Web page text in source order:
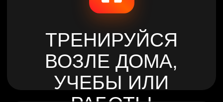
8 ФИЛИАЛОВ
ПО ГОРОДУ
АСТАНА